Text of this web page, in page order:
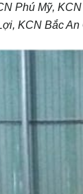
Phú Mỹ,
KCN Bắc